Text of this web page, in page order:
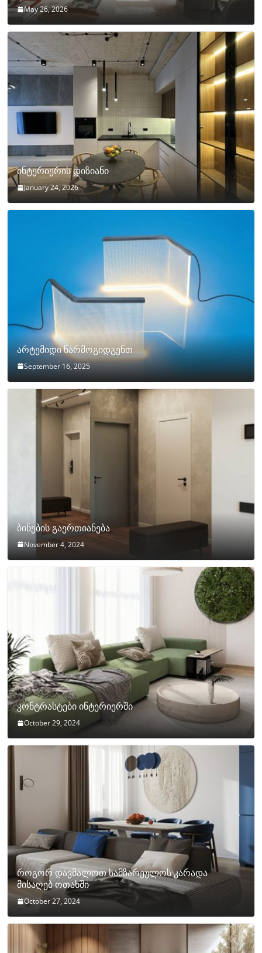
May 26, 2026
ინტერიერის დიზიანი
January 24, 2026
არტემიდი წარმოგიდგენთ
September 16, 2025
ბინების გაერთიანება
November 4, 2024
კონტრასტები ინტერიერში
October 29, 2024
როგორ დავმალოთ სამზარეულოს კარადა
მისაღებ ოთახში
October 27, 2024